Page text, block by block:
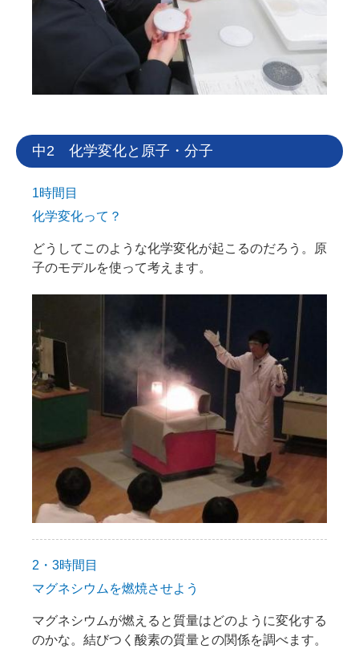
中2 化学変化と原子・分子
1時間目
化学変化って？
どうしてこのような化学変化が起こるのだろう。原
子のモデルを使って考えます。
2・3時間目
マグネシウムを燃焼させよう
マグネシウムが燃えると質量はどのように変化する
のかな。結びつく酸素の質量との関係を調べます。